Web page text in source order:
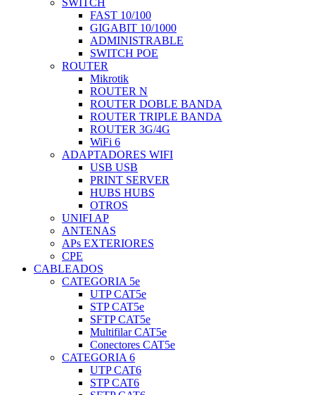
SWITCH
FAST 10/100
GIGABIT 10/1000
ADMINISTRABLE
SWITCH POE
ROUTER
Mikrotik
ROUTER N
ROUTER DOBLE BANDA
ROUTER TRIPLE BANDA
ROUTER 3G/4G
WiFi 6
ADAPTADORES WIFI
USB USB
PRINT SERVER
HUBS HUBS
OTROS
UNIFI AP
ANTENAS
APs EXTERIORES
CPE
CABLEADOS
CATEGORIA 5e
UTP CAT5e
STP CAT5e
SFTP CAT5e
Multifilar CAT5e
Conectores CAT5e
CATEGORIA 6
UTP CAT6
STP CAT6